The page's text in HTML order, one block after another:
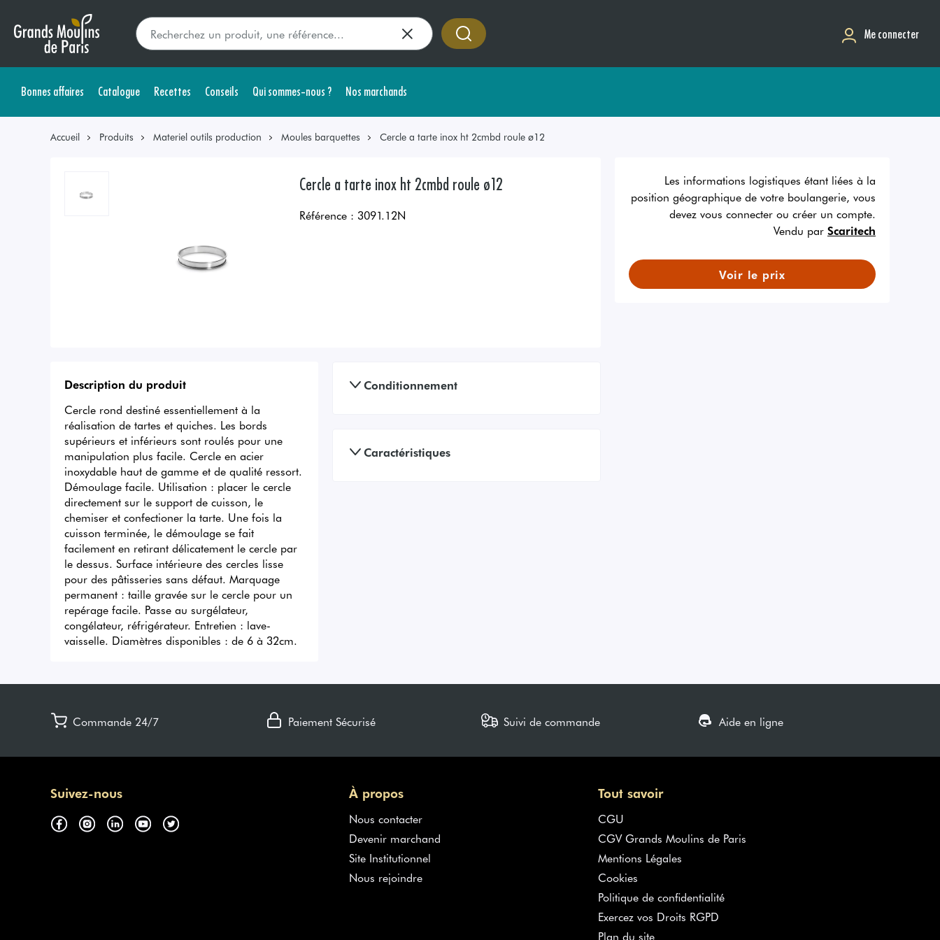
Me connecter
Bonnes affaires Catalogue Recettes Conseils Qui sommes-nous ? Nos marchands
Accueil Produits Materiel outils production Moules barquettes Cercle a tarte inox ht 2cmbd roule ø12
Cercle a tarte inox ht 2cmbd roule ø12
Référence : 3091.12N
Les informations logistiques étant liées à la
position géographique de votre boulangerie, vous
devez vous connecter ou créer un compte.
Vendu par Scaritech
Voir le prix
Description du produit
Cercle rond destiné essentiellement à la
réalisation de tartes et quiches. Les bords
supérieurs et inférieurs sont roulés pour une
manipulation plus facile. Cercle en acier
inoxydable haut de gamme et de qualité ressort.
Démoulage facile. Utilisation : placer le cercle
directement sur le support de cuisson, le
chemiser et confectioner la tarte. Une fois la
cuisson terminée, le démoulage se fait
facilement en retirant délicatement le cercle par
le dessus. Surface intérieure des cercles lisse
pour des pâtisseries sans défaut. Marquage
permanent : taille gravée sur le cercle pour un
repérage facile. Passe au surgélateur,
congélateur, réfrigérateur. Entretien : lave-
vaisselle. Diamètres disponibles : de 6 à 32cm.
Conditionnement
Caractéristiques
Commande 24/7 Paiement Sécurisé Suivi de commande Aide en ligne
Suivez-nous À propos
Nous contacter
Devenir marchand
Site Institutionnel
Nous rejoindre
Tout savoir
CGU
CGV Grands Moulins de Paris
Mentions Légales
Cookies
Politique de confidentialité
Exercez vos Droits RGPD
Plan du site